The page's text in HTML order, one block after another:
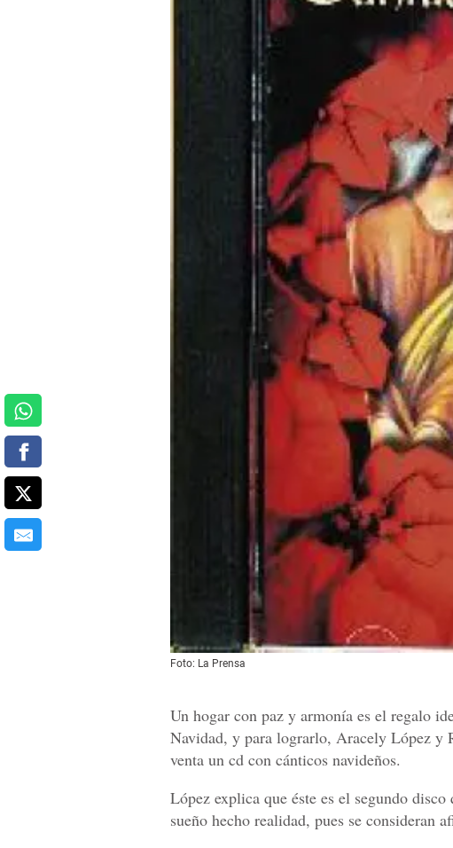
Foto: La Prensa
Un hogar con paz y armonía es el regalo
Navidad, y para lograrlo, Aracely López y
venta un cd con cánticos navideños.
López explica que éste es el segundo
sueño hecho realidad, pues se consideran